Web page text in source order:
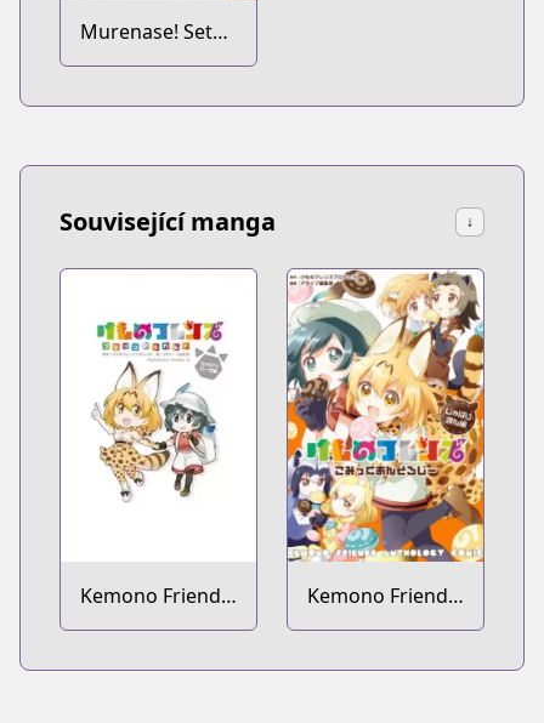
Murenase! Seton
Gakuen
Související manga ↓
Kemono Friends:
Comic à la Carte
Kemono Friends:
Comic Anthology